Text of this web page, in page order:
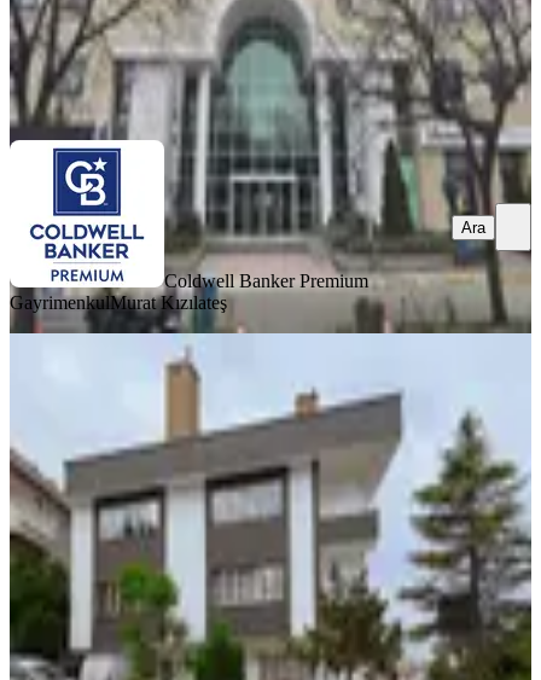
Coldwell Banker Premium GayrimenkulMurat Kızılateş
Ara
Coldwell Banker Premium
GayrimenkulMurat Kızılateş
Ara
Çankaya Gaziosmanpaşa Koza
Caddesi'nde Kiralık 3+1 Ofis
Ankara, Çankaya
4 Oda
·101 m²·Kot 1 (-1). Kat 25.01.2026
32.000 ₺
GLOWELL REAL ESTATE GROUPCem KOÇYİĞİT